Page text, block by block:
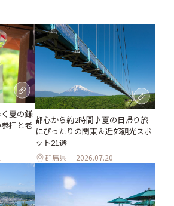
夏の鎌
拝と老 都心から約2時間♪夏の日帰り旅
にぴったりの関東＆近郊観光スポ
ット21選
群馬県 2026.07.20